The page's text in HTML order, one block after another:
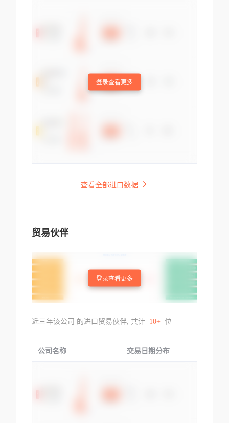
登录查看更多
查看全部进口数据
贸易伙伴
登录查看更多
近三年该公司 的进口贸易伙伴, 共计 10+ 位
公司名称 交易日期分布